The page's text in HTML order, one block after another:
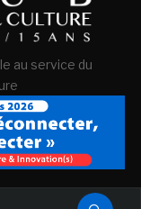
au service du